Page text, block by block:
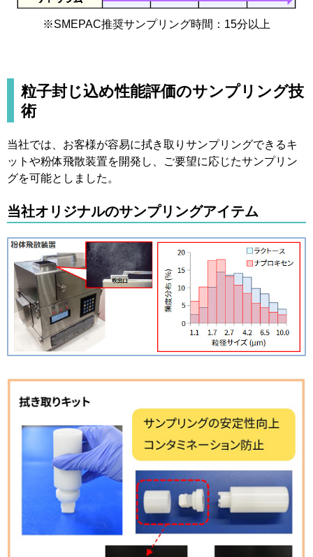
※SMEPAC推奨サンプリング時間：15分以上
粒子封じ込め性能評価のサンプリング技
術
当社では、お客様が容易に拭き取りサンプリングできるキ
ットや粉体飛散装置を開発し、ご要望に応じたサンプリン
グを可能としました。
当社オリジナルのサンプリングアイテム